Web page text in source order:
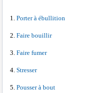
Porter à ébullition
Faire bouillir
Faire fumer
Stresser
Pousser à bout